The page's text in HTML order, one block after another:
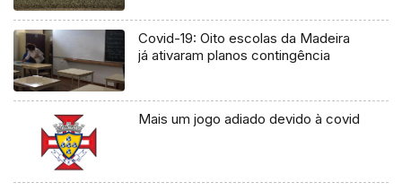
Covid-19: Oito escolas da Madeira
já ativaram planos contingência
Mais um jogo adiado devido à covid